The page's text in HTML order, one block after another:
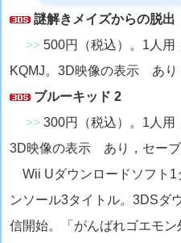
謎解きメイズからの脱出
>> 500円（税込）。1人用
KQMJ。3D映像の表示 あり
ブルーキッド 2
>> 300円（税込）。1人用
3D映像の表示 あり，セー
Wii Uダウンロードソフト1
ンソール3タイトル。3DSダ
信開始。「がんばれゴエモ